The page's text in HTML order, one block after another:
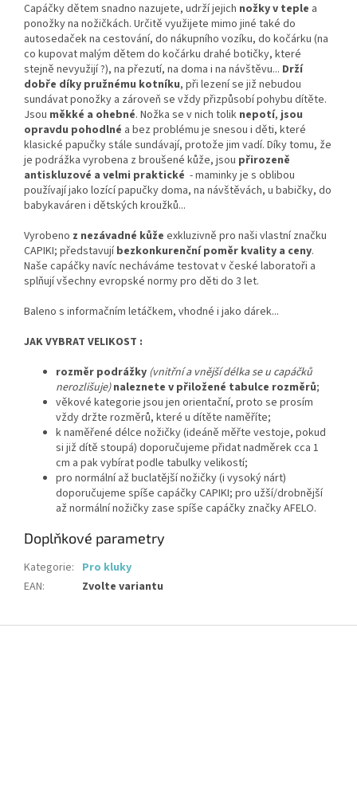
Capáčky dětem snadno nazujete, udrží jejich nožky v teple a
ponožky na nožičkách. Určitě využijete mimo jiné také do
autosedaček na cestování, do nákupního vozíku, do kočárku (na
co kupovat malým dětem do kočárku drahé botičky, které
stejně nevyužijí ?), na přezutí, na doma i na návštěvu... Drží
dobře díky pružnému kotníku, při lezení se již nebudou
sundávat ponožky a zároveň se vždy přizpůsobí pohybu dítěte.
Jsou měkké a ohebné. Nožka se v nich tolik nepotí,jsou
opravdu pohodlné a bez problému je snesou i děti, které
klasické papučky stále sundávají, protože jim vadí. Díky tomu, že
je podrážka vyrobena z broušené kůže, jsou přirozeně
antiskluzové a velmi praktické - maminky je s oblibou
používají jako lozící papučky doma, na návštěvách, u babičky, do
babykaváren i dětských kroužků...
Vyrobeno z nezávadné kůže exkluzivně pro naši vlastní značku
CAPIKI; představujíbezkonkurenční poměr kvality a ceny.
Naše capáčky navíc necháváme testovat v české laboratoři a
splňují všechny evropské normy pro děti do 3 let.
Baleno s informačním letáčkem, vhodné i jako dárek...
JAK VYBRAT VELIKOST :
rozměr podrážky (vnitřní a vnější délka se u capáčků
nerozlišuje)naleznete v přiložené tabulce rozměrů;
věkové kategorie jsou jen orientační, proto se prosím
vždy držte rozměrů, které u dítěte naměříte;
k naměřené délce nožičky (ideáně měřte vestoje, pokud
si již dítě stoupá) doporučujeme přidat nadměrek cca 1
cm a pak vybírat podle tabulky velikostí;
pro normální až buclatější nožičky (i vysoký nárt)
doporučujeme spíše capáčky CAPIKI; pro užší/drobnější
až normální nožičky zase spíše capáčky značky AFELO.
Doplňkové parametry
Kategorie: Pro kluky
EAN: Zvolte variantu